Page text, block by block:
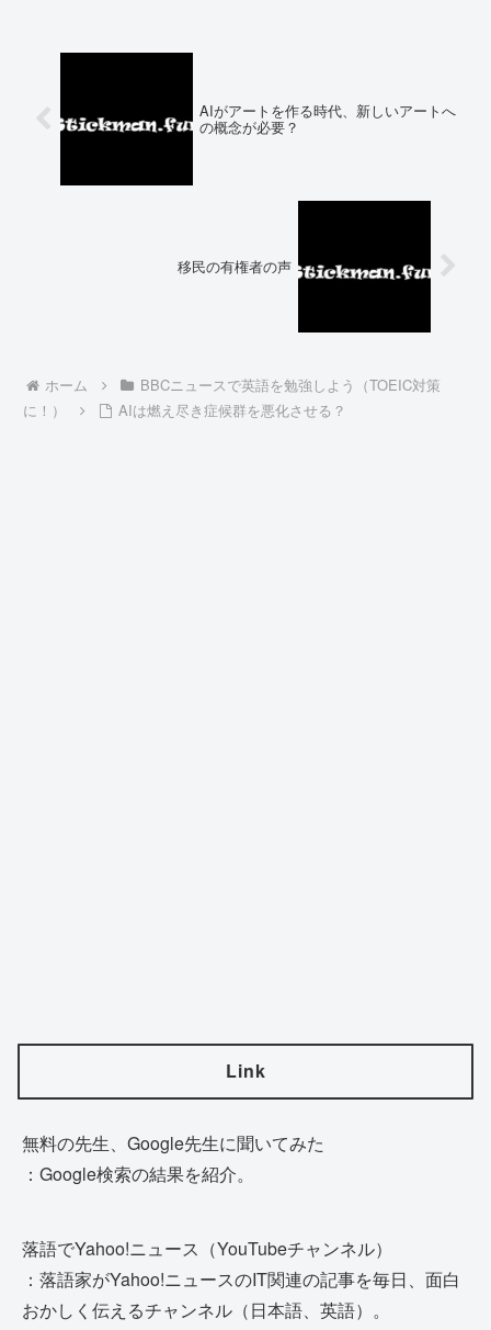
AIがアートを作る時代、新しいアートへ
の概念が必要？
移民の有権者の声
ホーム
BBCニュースで英語を勉強しよう（TOEIC対策
に！）
AIは燃え尽き症候群を悪化させる？
Link
無料の先生、Google先生に聞いてみた
：Google検索の結果を紹介。
落語でYahoo!ニュース（YouTubeチャンネル）
：落語家がYahoo!ニュースのIT関連の記事を毎日、面白
おかしく伝えるチャンネル（日本語、英語）。